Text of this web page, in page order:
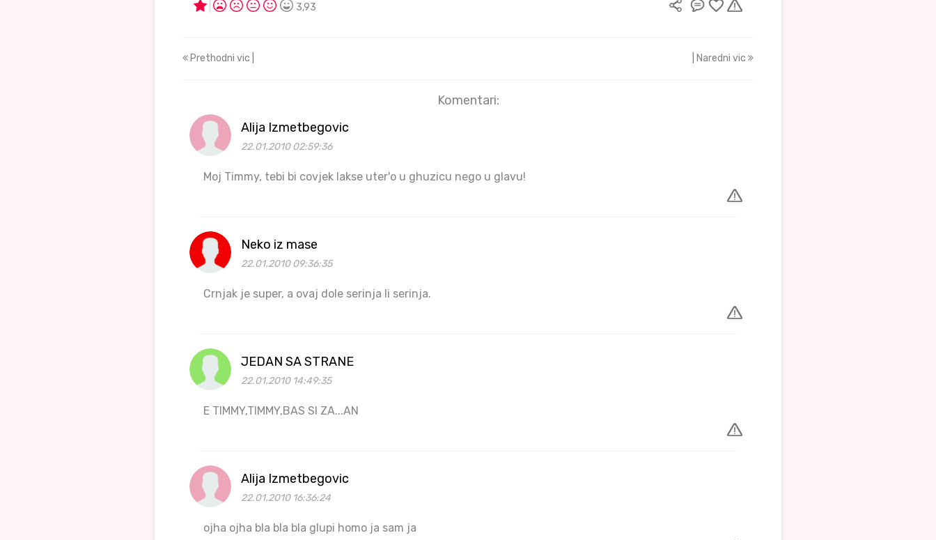
3,93
Prethodni vic | | Naredni vic
Komentari:
Alija Izmetbegovic
22.01.2010 02:59:36
Moj Timmy, tebi bi covjek lakse uter'o u ghuzicu nego u glavu!
Neko iz mase
22.01.2010 09:36:35
Crnjak je super, a ovaj dole serinja li serinja.
JEDAN SA STRANE
22.01.2010 14:49:35
E TIMMY,TIMMY,BAS SI ZA...AN
Alija Izmetbegovic
22.01.2010 16:36:24
ojha ojha bla bla bla glupi homo ja sam ja